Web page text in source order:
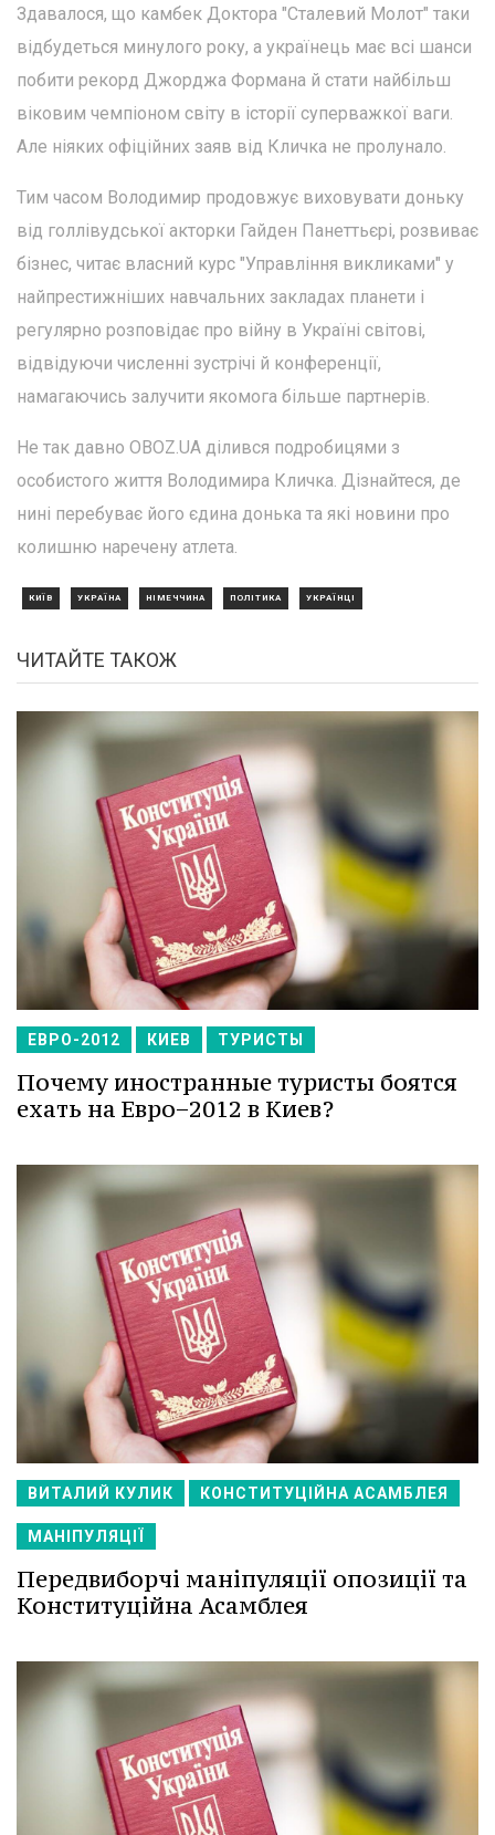
Здавалося, що камбек Доктора "Сталевий Молот" таки
відбудеться минулого року, а українець має всі шанси
побити рекорд Джорджа Формана й стати найбільш
віковим чемпіоном світу в історії суперважкої ваги.
Але ніяких офіційних заяв від Кличка не пролунало.
Тим часом Володимир продовжує виховувати доньку
від голлівудської акторки Гайден Панеттьєрі, розвиває
бізнес, читає власний курс "Управління викликами" у
найпрестижніших навчальних закладах планети і
регулярно розповідає про війну в Україні світові,
відвідуючи численні зустрічі й конференції,
намагаючись залучити якомога більше партнерів.
Не так давно OBOZ.UA ділився подробицями з
особистого життя Володимира Кличка. Дізнайтеся, де
нині перебуває його єдина донька та які новини про
колишню наречену атлета.
КИЇВ УКРАЇНА НІМЕЧЧИНА ПОЛІТИКА УКРАЇНЦІ
ЧИТАЙТЕ ТАКОЖ
ЕВРО-2012 КИЕВ ТУРИСТЫ
Почему иностранные туристы боятся
ехать на Евро−2012 в Киев?
ВИТАЛИЙ КУЛИК КОНСТИТУЦІЙНА АСАМБЛЕЯ
МАНІПУЛЯЦІЇ
Передвиборчі маніпуляції опозиції та
Конституційна Асамблея